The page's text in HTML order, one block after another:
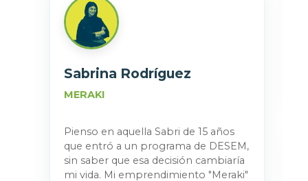
Sabrina Rodríguez
MERAKI
Pienso en aquella Sabri de 15 años
que entró a un programa de DESEM,
sin saber que esa decisión cambiaría
mi vida. Mi emprendimiento "Meraki"